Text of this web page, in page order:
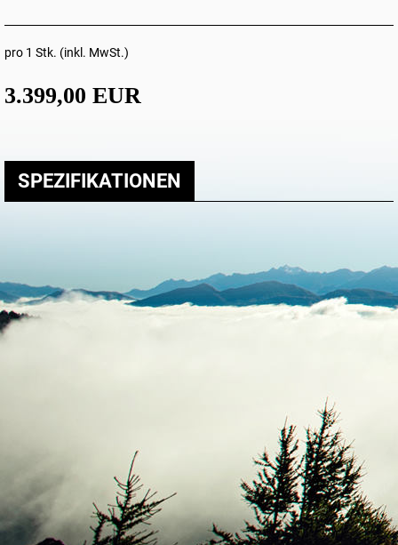
pro 1 Stk. (inkl. MwSt.)
3.399,00 EUR
SPEZIFIKATIONEN